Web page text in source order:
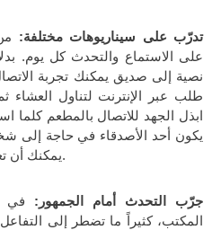
تدرّب على سيناريوهات مختلفة:
على الاستماع والتحدث كل يوم.
نصية إلى صديق يمكنك تجربة
طلب عبر الإنترنت لتناول العشاء
ابذل الجهد للاتصال بالمطعم كلما
يكون أحد الأصدقاء في حاجة إلى
يمكنك أن تعرض عليه الاستماع.
جرّب التحدث أمام الجمهور: في
المكتب، كثيراً ما تضطر إلى